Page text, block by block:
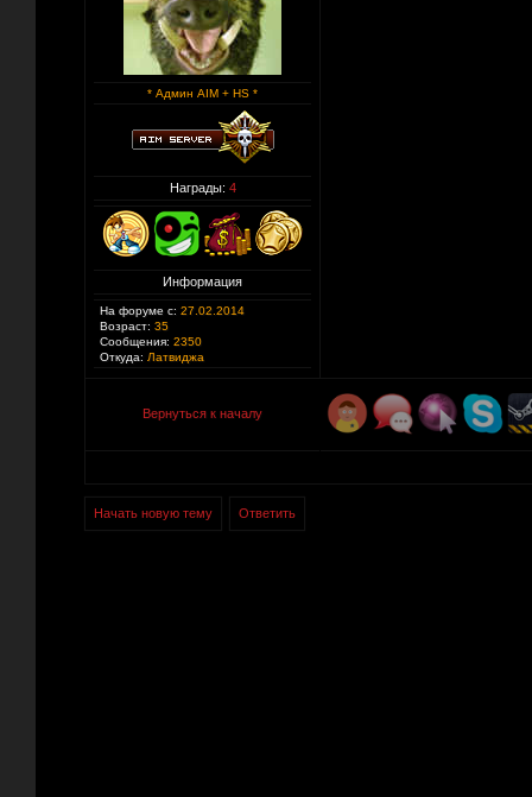
* Админ AIM + HS *
Награды: 4
Информация
На форуме с: 27.02.2014
Возраст: 35
Сообщения: 2350
Откуда: Латвиджа
Вернуться к началу
Начать новую тему Ответить